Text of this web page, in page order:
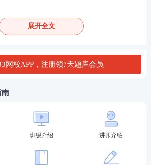
法律逻辑，形成法律思维
习：【
刷题强化记忆】 以题带点，
答题
习：【
高频考点带背
集中攻克高
点，考前15页纸+音频磨耳朵,达到
习：【
考前1个
展开全文
网校APP，注册领7天题库会员
南
班级介绍 讲师介绍